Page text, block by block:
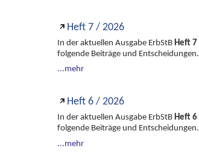
Heft 7 / 2026
In der aktuellen Ausgabe ErbStB Heft 7
folgende Beiträge und Entscheidungen.
...mehr
Heft 6 / 2026
In der aktuellen Ausgabe ErbStB Heft 6
folgende Beiträge und Entscheidungen.
...mehr